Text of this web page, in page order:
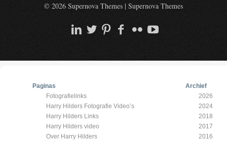
© 2026 Supernova Themes | Supernova Themes
Paginas
Fotografielinks
Harry Hilders Fotografie Video’s
Harry Hilders Links
Harry Hilders video
Over Harry Hilders
Archief
2026
2024
2018
2017
2016